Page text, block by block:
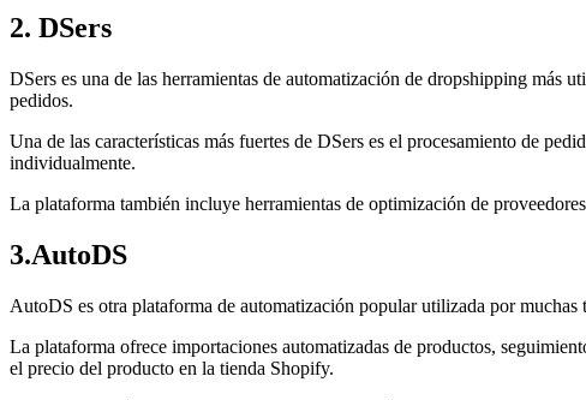
2. DSers
DSers es una de las herramientas de automatización de dropshipping más
pedidos.
Una de las características más fuertes de DSers es el procesamiento de
individualmente.
La plataforma también incluye herramientas de optimización de
3.AutoDS
AutoDS es otra plataforma de automatización popular utilizada por muchas
La plataforma ofrece importaciones automatizadas de productos,
el precio del producto en la tienda Shopify.